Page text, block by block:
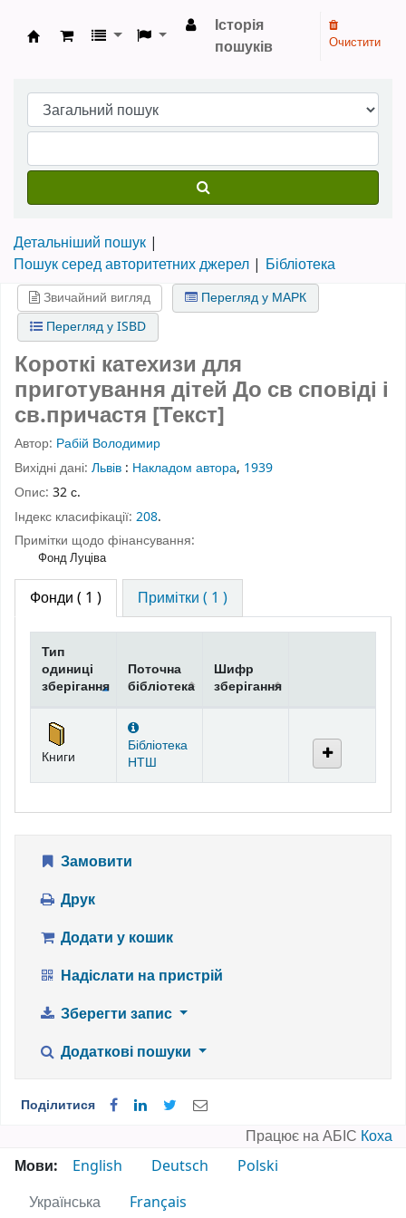
Бібліотека НТШ › Електронний каталог
Історія
пошуків
Очистити
Детальніший пошук
Пошук серед авторитетних джерел
Бібліотека
Звичайний вигляд
Перегляд у МАРК
Перегляд у ISBD
Короткі катехизи для
приготування дітей До св сповіді і
св.причастя [Текст]
Автор: Рабій Володимир
Вихідні дані: Львів : Накладом автора, 1939
Опис: 32 с.
Індекс класифікації: 208.
Примітки щодо фінансування:
Фонд Луціва
Фонди ( 1 ) Примітки ( 1 )
Фонди
Тип
одиниці
зберігання
Поточна
бібліотека
Шифр
зберігання
Книги
Бібліотека
НТШ
Замовити
Друк
Додати у кошик
Надіслати на пристрій
Зберегти запис
Додаткові пошуки
Поділитися
Працює на АБІС Коха
Мови:
English Deutsch
Polski
Українська
Français